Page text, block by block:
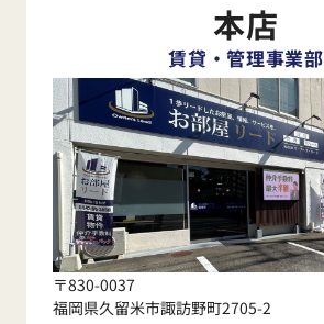
本店
賃貸・管理事業部
〒830-0037
福岡県久留米市諏訪野町2705-2